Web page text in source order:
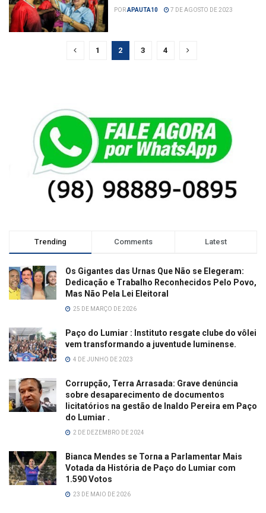
PORAPAUTA10 7 DE AGOSTO DE 2023
1 2 3 4
Trending Comments Latest
Os Gigantes das Urnas Que Não se Elegeram:
Dedicação e Trabalho Reconhecidos Pelo Povo,
Mas Não Pela Lei Eleitoral
25 DE MARÇO DE 2026
Paço do Lumiar : Instituto resgate clube do vôlei
vem transformando a juventude luminense.
4 DE JUNHO DE 2023
Corrupção, Terra Arrasada: Grave denúncia
sobre desaparecimento de documentos
licitatórios na gestão de Inaldo Pereira em Paço
do Lumiar .
2 DE DEZEMBRO DE 2024
Bianca Mendes se Torna a Parlamentar Mais
Votada da História de Paço do Lumiar com
1.590 Votos
23 DE MAIO DE 2026